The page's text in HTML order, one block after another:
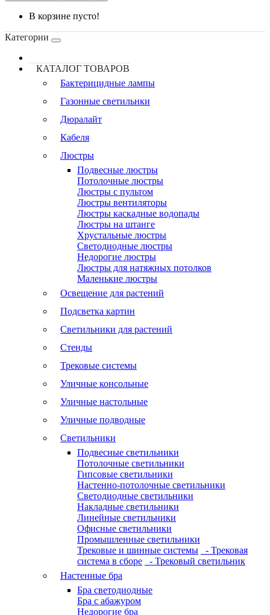
В корзине пусто!
Категории
КАТАЛОГ ТОВАРОВ
Бактерицидные лампы
Газонные светильнки
Дюралайт
Кабеля
Люстры
Подвесные люстры
Потолочные люстры
Люстры с пультом
Люстры вентиляторы
Люстры каскадные водопады
Люстры на штанге
Хрустальные люстры
Светодиодные люстры
Недорогие люстры
Люстры для натяжных потолков
Маленькие люстры
Освещение для растений
Подсветка картин
Светильники для растений
Стенды
Трековые системы
Уличные консольные
Уличные настольные
Уличные подводные
Светильники
Подвесные светильники
Потолочные светильники
Гипсовые светильники
Настенно-потолочные светильники
Светодиодные светильники
Накладные светильники
Линейные светильники
Офисные светильники
Промышленные светильники
Трековые и шинные системы
- Трековая
система в сборе
- Трековый светильник
Настенные бра
Бра светодиодные
Бра с абажуром
Недорогие бра